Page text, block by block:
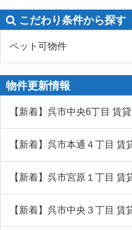
こだわり条件から探す
ペット可物件
物件更新情報
【新着】呉市中央6丁目 賃
【新着】呉市本通４丁目 賃
【新着】呉市宮原１丁目 賃
【新着】呉市中央３丁目 賃